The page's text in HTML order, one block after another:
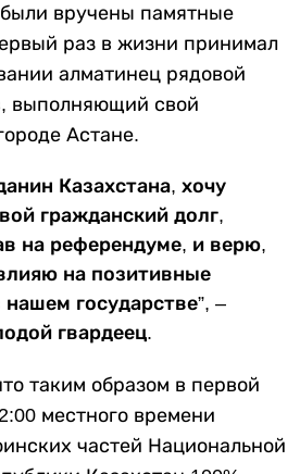
вручены памятные
раз в жизни принимал
алматинец рядовой
выполняющий свой
Астане.
Казахстана, хочу
гражданский долг,
на референдуме, и верю,
на позитивные
государстве”, –
гвардеец.
таким образом в первой
местного времени
частей Национальной